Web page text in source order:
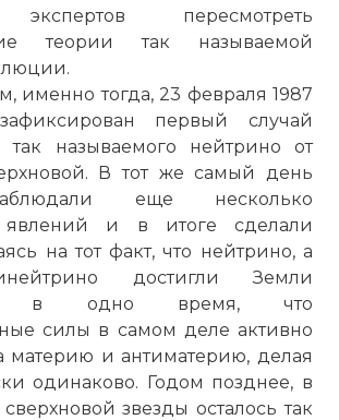
пересмотреть
теории так называемой
именно тогда, 23 февраля 1987
первый случай
так называемого нейтрино от
В тот же самый день
еще несколько
явлений и в итоге сделали
на тот факт, что нейтрино, а
достигли Земли
в одно время, что
силы в самом деле активно
материю и антиматерию, делая
одинаково. Годом позднее, в
звезды осталось так